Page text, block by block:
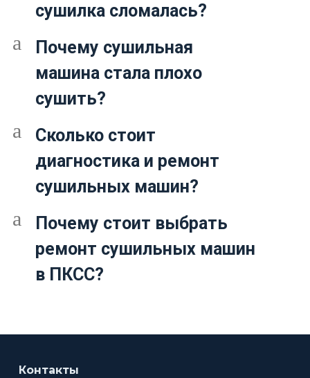
сушилка сломалась?
a
Почему сушильная
машина стала плохо
сушить?
a
Сколько стоит
диагностика и ремонт
сушильных машин?
a
Почему стоит выбрать
ремонт сушильных машин
в ПКСС?
Контакты